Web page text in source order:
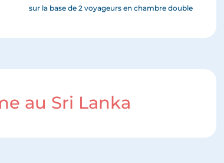
sur la base de 2 voyageurs en chambre double
au Sri Lanka